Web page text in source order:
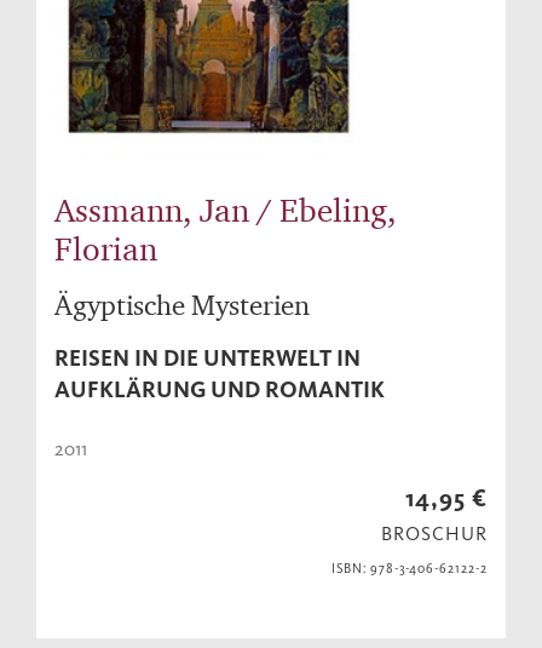
Assmann, Jan / Ebeling,
Florian
Ägyptische Mysterien
REISEN IN DIE UNTERWELT IN
AUFKLÄRUNG UND ROMANTIK
2011
14,95 €
BROSCHUR
ISBN: 978-3-406-62122-2